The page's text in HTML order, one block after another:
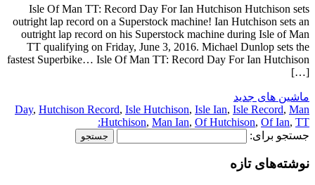
Isle Of Man TT: Record Day For Ian Hutchison Hutchison sets
outright lap record on a Superstock machine! Ian Hutchison sets an
outright lap record on his Superstock machine during Isle of Man
TT qualifying on Friday, June 3, 2016. Michael Dunlop sets the
fastest Superbike… Isle Of Man TT: Record Day For Ian Hutchison
[…]
ماشین های جدید
Day, Hutchison Record, Isle Hutchison, Isle Ian, Isle Record, Man
Hutchison, Man Ian, Of Hutchison, Of Ian, TT:
جستجو برای:
نوشته‌های تازه